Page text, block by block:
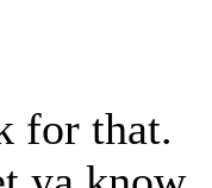
for that.